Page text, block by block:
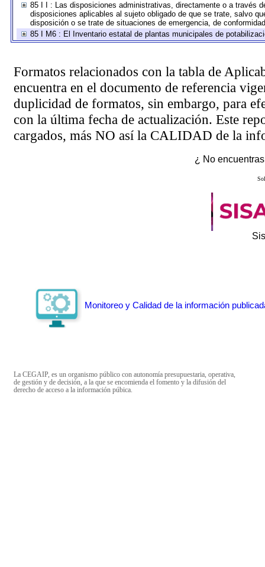
85 I I : Las disposiciones administrativas, directamente o a través
disposiciones aplicables al sujeto obligado de que se trate, salvo
disposición o se trate de situaciones de emergencia, de
85 I M6 : El Inventario estatal de plantas municipales de
Formatos relacionados con la tabla de
encuentra en el documento de referencia
duplicidad de formatos, sin embargo, para
con la última fecha de actualización. Este
cargados, más NO así la CALIDAD de la
¿ No
Monitoreo y Calidad de la información
La CEGAIP, es un organismo público con autonomía presupuestaria, operativa,
de gestión y de decisión, a la que se encomienda el fomento y la difusión del
derecho de acceso a la información púbica.